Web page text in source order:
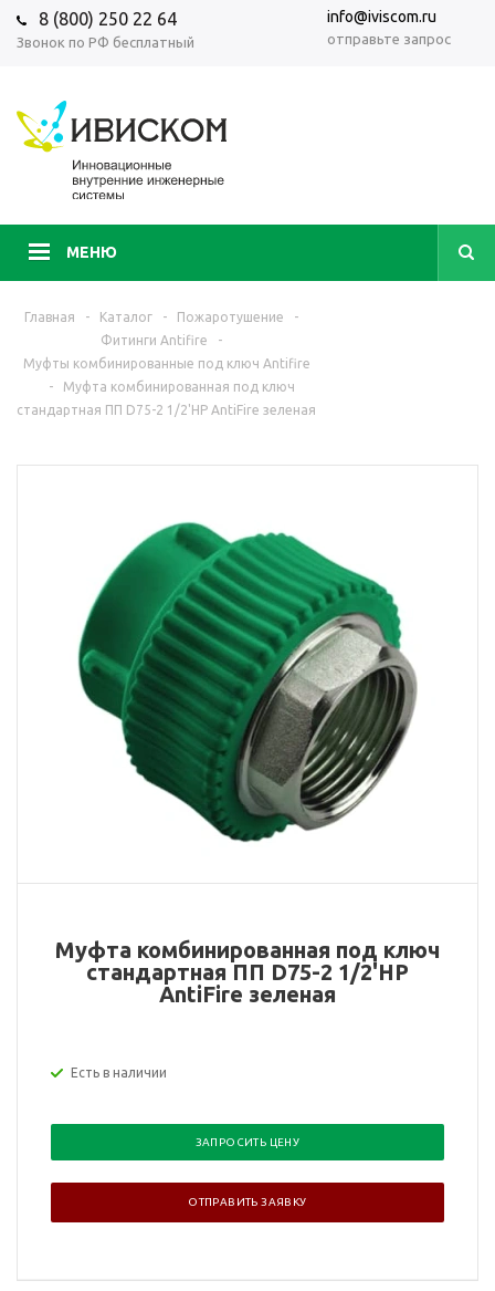
8 (800) 250 22 64
Звонок по РФ бесплатный
info@iviscom.ru
отправьте запрос
МЕНЮ
Главная - Каталог - Пожаротушение
-
Фитинги Antifire
-
Муфты комбинированные под ключ Antifire
-
Муфта комбинированная под ключ
стандартная ПП D75-2 1/2'НР AntiFire зеленая
Муфта комбинированная под ключ
стандартная ПП D75-2 1/2'НР
AntiFire зеленая
Есть в наличии
ЗАПРОСИТЬ ЦЕНУ
ОТПРАВИТЬ ЗАЯВКУ